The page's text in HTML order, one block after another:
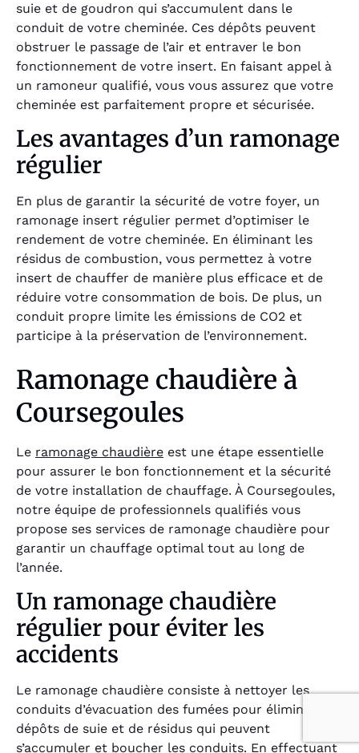
suie et de goudron qui s’accumulent dans le
conduit de votre cheminée. Ces dépôts peuvent
obstruer le passage de l’air et entraver le bon
fonctionnement de votre insert. En faisant appel à
un ramoneur qualifié, vous vous assurez que votre
cheminée est parfaitement propre et sécurisée.
Les avantages d’un ramonage
régulier
En plus de garantir la sécurité de votre foyer, un
ramonage insert régulier permet d’optimiser le
rendement de votre cheminée. En éliminant les
résidus de combustion, vous permettez à votre
insert de chauffer de manière plus efficace et de
réduire votre consommation de bois. De plus, un
conduit propre limite les émissions de CO2 et
participe à la préservation de l’environnement.
Ramonage chaudière à
Coursegoules
Le ramonage chaudière est une étape essentielle
pour assurer le bon fonctionnement et la sécurité
de votre installation de chauffage. À Coursegoules,
notre équipe de professionnels qualifiés vous
propose ses services de ramonage chaudière pour
garantir un chauffage optimal tout au long de
l’année.
Un ramonage chaudière
régulier pour éviter les
accidents
Le ramonage chaudière consiste à nettoyer les
conduits d’évacuation des fumées pour éliminer les
dépôts de suie et de résidus qui peuvent
s’accumuler et boucher les conduits. En effectuant